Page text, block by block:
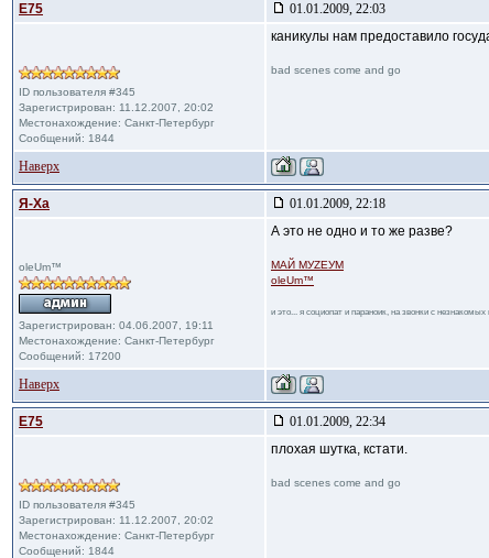
E75 01.01.2009, 22:03
ID пользователя #345
Зарегистрирован: 11.12.2007, 20:02
Местонахождение: Санкт-Петербург
Сообщений: 1844
каникулы нам предоставило
bad scenes come and go
Наверх
Я-Ха 01.01.2009, 22:18
oleUm™
Зарегистрирован: 04.06.2007, 19:11
Местонахождение: Санкт-Петербург
Сообщений: 17200
А это не одно и то же разве?
МАЙ МУZЕУМ
oleUm™
и это... я социопат и параноик, на звонки с
Наверх
E75 01.01.2009, 22:34
ID пользователя #345
Зарегистрирован: 11.12.2007, 20:02
Местонахождение: Санкт-Петербург
Сообщений: 1844
плохая шутка, кстати.
bad scenes come and go